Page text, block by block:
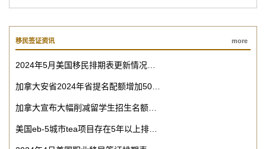
移民签证资讯 more
2024年5月美国移民排期表更新情况…
加拿大安省2024年省提名配额增加50…
加拿大宣布大幅削减留学生招生名额…
美国eb-5城市tea项目存在5年以上排…